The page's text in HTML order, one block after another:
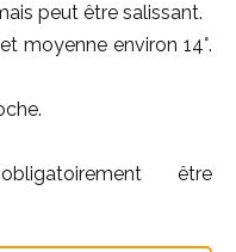
peut être salissant.
moyenne environ 14°.
être